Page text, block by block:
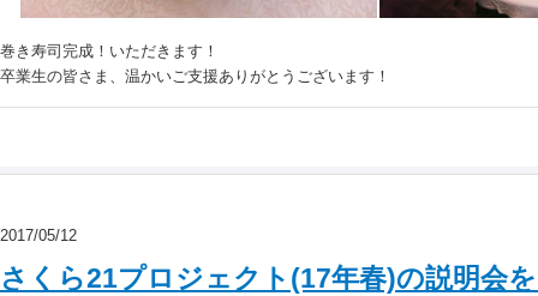
巻き寿司完成！いただきます！
卒業生の皆さま、温かいご支援ありがとうございます！
2017/05/12
さくら21プロジェクト(17年春)の説明会